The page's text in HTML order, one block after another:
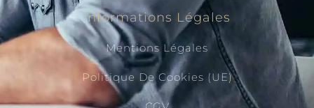
Informations Légales
Mentions Légales
Politique De Cookies (UE)